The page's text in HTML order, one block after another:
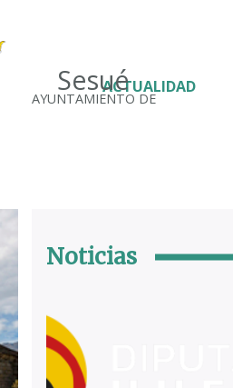
Sesué
AYUNTAMIENTO DE
ACTUALIDAD
Noticias